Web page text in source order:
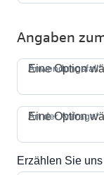
Angaben
Anwendungsfall*
Eine Option
Art der Anfrage*
Eine Option
Erzählen Sie